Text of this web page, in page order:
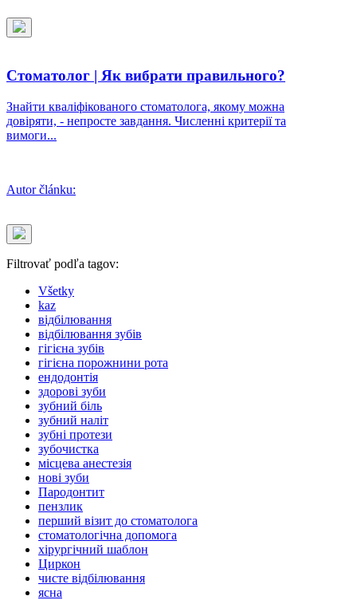
Стоматолог | Як вибрати правильного?
Знайти кваліфікованого стоматолога, якому можна
довіряти, - непросте завдання. Численні критерії та
вимоги...
Autor článku:
Filtrovať podľa tagov:
Všetky
kaz
відбілювання
відбілювання зубів
гігієна зубів
гігієна порожнини рота
ендодонтія
здорові зуби
зубний біль
зубний наліт
зубні протези
зубочистка
місцева анестезія
нові зуби
Пародонтит
пензлик
перший візит до стоматолога
стоматологічна допомога
хірургічний шаблон
Циркон
чисте відбілювання
ясна